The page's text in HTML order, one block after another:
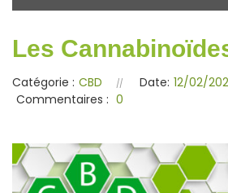
Les
Catégorie : CBD Date: 12/02/
Commentaires : 0